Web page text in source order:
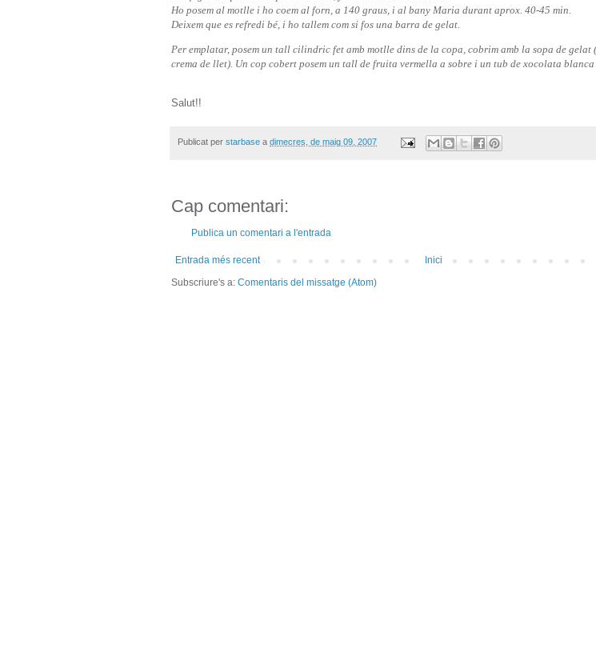
Ho posem al motlle i ho coem al forn, a 140 graus, i al bany Maria durant aprox. 40-45 min.
Deixem que es refredi bé, i ho tallem com si fos una barra de gelat.
Per emplatar, posem un tall cilindric fet amb motlle dins de la copa, cobrim amb la sopa de gelat
crema de llet). Un cop cobert posem un tall de fruita vermella a sobre i un tub de xocolata
Salut!!
Publicat per starbase a dimecres, de maig 09, 2007
Cap comentari:
Publica un comentari a l'entrada
Entrada més recent
Inici
Subscriure's a: Comentaris del missatge (Atom)